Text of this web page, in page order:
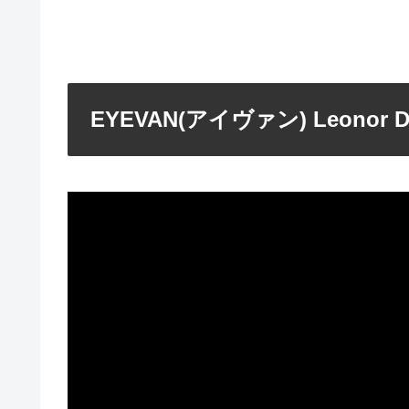
EYEVAN(アイヴァン) Leonor